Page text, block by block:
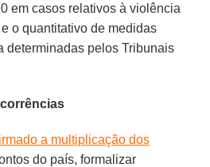
em casos relativos à violência
e o quantitativo de medidas
determinadas pelos Tribunais
a multiplicação dos
do país, formalizar